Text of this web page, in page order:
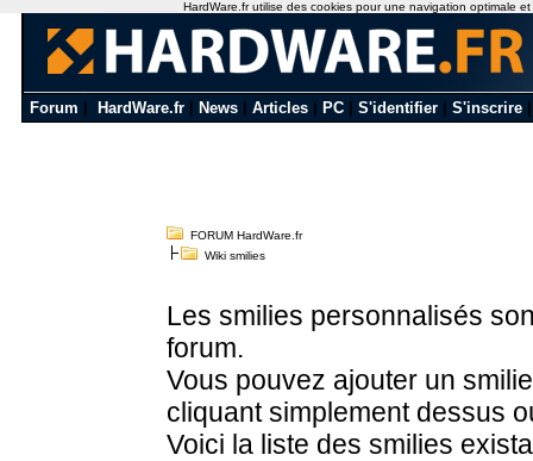
Forum HardWare.fr News Articles PC S'identifier S'inscrire
FORUM HardWare.fr
Wiki smilies
Les smilies personnalisés
forum.
Vous pouvez ajouter un
cliquant simplement dessus
Voici la liste des smilies
HardWare.fr utilise des cookies pour une navigation optimale